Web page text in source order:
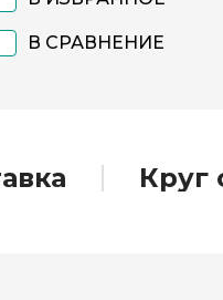
В СРАВНЕНИЕ
Круг